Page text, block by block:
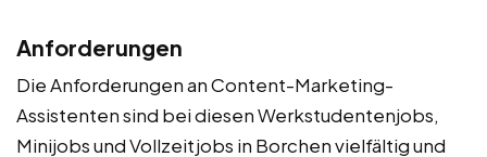
Anforderungen
Die Anforderungen an Content-Marketing-
Assistenten sind bei diesen Werkstudentenjobs,
Minijobs und Vollzeitjobs in Borchen vielfältig und